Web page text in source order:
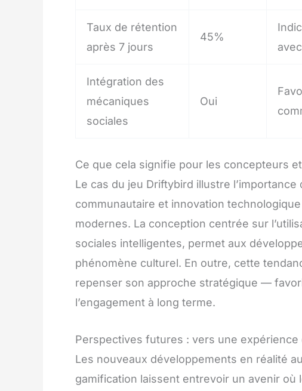
Taux de rétention
après 7 jours
45%
Intégration des
mécaniques
sociales
Oui
Ce que cela signifie pour les concepteurs
Le cas du jeu Driftybird illustre
communautaire et innovation
modernes. La conception centrée sur
sociales intelligentes, permet aux
phénomène culturel. En outre, cette
repenser son approche stratégique —
l’engagement à long terme.
Perspectives futures : vers une
Les nouveaux développements en réalité
gamification laissent entrevoir un avenir